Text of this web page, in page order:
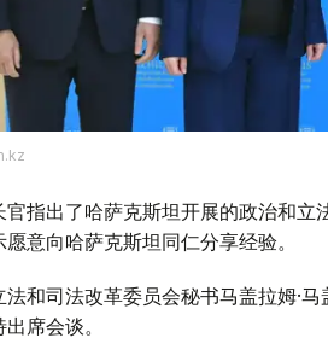
官指出了哈萨克斯坦开展的政治和
意向哈萨克斯坦同仁分享经验。
法和司法改革委员会秘书马盖拉姆·
席会谈。